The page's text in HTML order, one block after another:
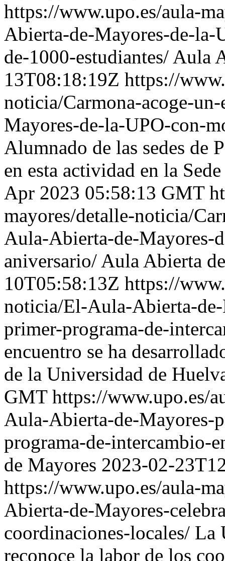
https://www.upo.es/aula-
Abierta-de-Mayores-de-la-
de-1000-estudiantes/ Aula
13T08:18:19Z https://
noticia/Carmona-acoge-
Mayores-de-la-UPO-con-
Alumnado de las sedes de
en esta actividad en la
Apr 2023 05:58:13 GMT
mayores/detalle-noticia/
Aula-Abierta-de-Mayores-
aniversario/ Aula Abierta
10T05:58:13Z https://
noticia/El-Aula-Abierta-
primer-programa-de-
encuentro se ha
de la Universidad de
GMT https://www.upo.es/
Aula-Abierta-de-Mayores-
programa-de-intercambio-
de Mayores 2023-02-
https://www.upo.es/aula-
Abierta-de-Mayores-
coordinaciones-locales/ La
reconoce la labor de los